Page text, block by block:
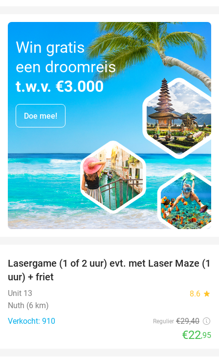
Win gratis
een droomreis
t.w.v. €3.000
Doe mee!
22%
Lasergame (1 of 2 uur) evt. met Laser Maze (1
uur) + friet
Unit 13 8.6 star
Nuth (6 km)
Verkocht: 910
Regulier €29,40
€22,95